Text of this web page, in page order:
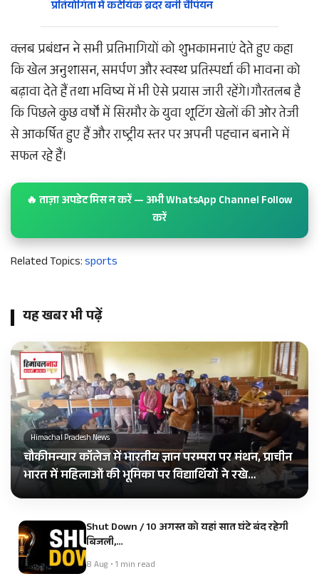
प्रतियोगिता में कटेयिक ब्रदर बनी चैंपियन
क्लब प्रबंधन ने सभी प्रतिभागियों को शुभकामनाएं देते हुए कहा
कि खेल अनुशासन, समर्पण और स्वस्थ प्रतिस्पर्धा की भावना को
बढ़ावा देते हैं तथा भविष्य में भी ऐसे प्रयास जारी रहेंगे।गौरतलब है
कि पिछले कुछ वर्षों में सिरमौर के युवा शूटिंग खेलों की ओर तेजी
से आकर्षित हुए हैं और राष्ट्रीय स्तर पर अपनी पहचान बनाने में
सफल रहे हैं।
🔥 ताज़ा अपडेट मिस न करें — अभी WhatsApp Channel Follow
करें
Related Topics:sports
यह खबर भी पढ़ें
Himachal Pradesh News
चौकीमन्यार कॉलेज में भारतीय ज्ञान परम्परा पर मंथन, प्राचीन
भारत में महिलाओं की भूमिका पर विद्यार्थियों ने रखे…
Shut Down / 10 अगस्त को यहां सात घंटे बंद रहेगी
बिजली,…
8 Aug • 1 min read